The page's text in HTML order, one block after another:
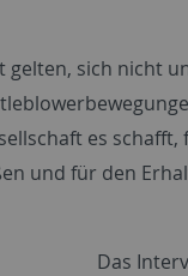
sich nicht
es
und für den
Das